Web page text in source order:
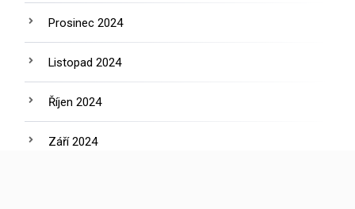
Prosinec 2024
Listopad 2024
Říjen 2024
Září 2024